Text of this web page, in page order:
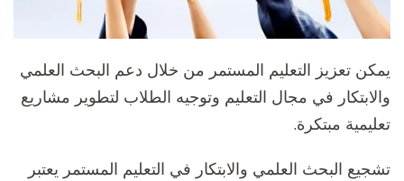
يمكن تعزيز التعليم المستمر من خلال دعم البحث العلمي
والابتكار في مجال التعليم وتوجيه الطلاب لتطوير مشاريع
تعليمية مبتكرة.
تشجيع البحث العلمي والابتكار في التعليم المستمر يعتبر